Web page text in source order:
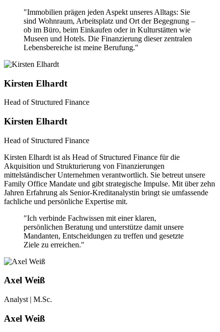
"Immobilien prägen jeden Aspekt unseres Alltags: Sie
sind Wohnraum, Arbeitsplatz und Ort der Begegnung –
ob im Büro, beim Einkaufen oder in Kulturstätten wie
Museen und Hotels. Die Finanzierung dieser zentralen
Lebensbereiche ist meine Berufung."
Kirsten Elhardt
Head of Structured Finance
Kirsten Elhardt
Head of Structured Finance
Kirsten Elhardt ist als Head of Structured Finance für die
Akquisition und Strukturierung von Finanzierungen
mittelständischer Unternehmen verantwortlich. Sie betreut unsere
Family Office Mandate und gibt strategische Impulse. Mit über zehn
Jahren Erfahrung als Senior-Kreditanalystin bringt sie umfassende
fachliche und persönliche Expertise mit.
"Ich verbinde Fachwissen mit einer klaren,
persönlichen Beratung und unterstütze damit unsere
Mandanten, Entscheidungen zu treffen und gesetzte
Ziele zu erreichen."
Axel Weiß
Analyst | M.Sc.
Axel Weiß